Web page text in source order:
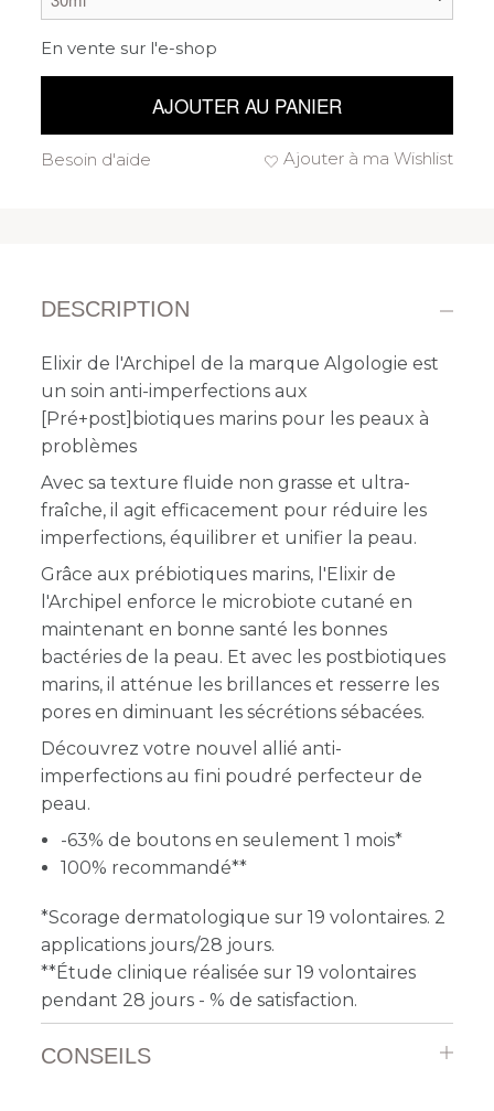
En vente sur l'e-shop
AJOUTER AU PANIER
Ajouter à ma Wishlist
Besoin d'aide
DESCRIPTION
Elixir de l'Archipel de la marque Algologie est
un soin anti-imperfections aux
[Pré+post]biotiques marins pour les peaux à
problèmes
Avec sa texture fluide non grasse et ultra-
fraîche, il agit efficacement pour réduire les
imperfections, équilibrer et unifier la peau.
Grâce aux prébiotiques marins, l'Elixir de
l'Archipelenforce le microbiote cutané en
maintenant en bonne santé les bonnes
bactéries de la peau. Et avec les postbiotiques
marins, il atténue les brillances et resserre les
pores en diminuant les sécrétions sébacées.
Découvrez votre nouvel allié anti-
imperfections au fini poudré perfecteur de
peau.
-63% de boutons en seulement 1 mois*
100% recommandé**
*Scorage dermatologique sur 19 volontaires. 2
applications jours/28 jours.
**Étude clinique réalisée sur 19 volontaires
pendant 28 jours - % de satisfaction.
CONSEILS